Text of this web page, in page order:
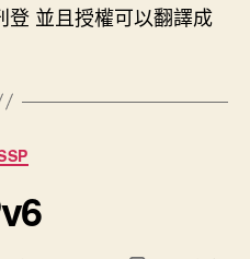
登 並且授權可以翻譯成
分
類